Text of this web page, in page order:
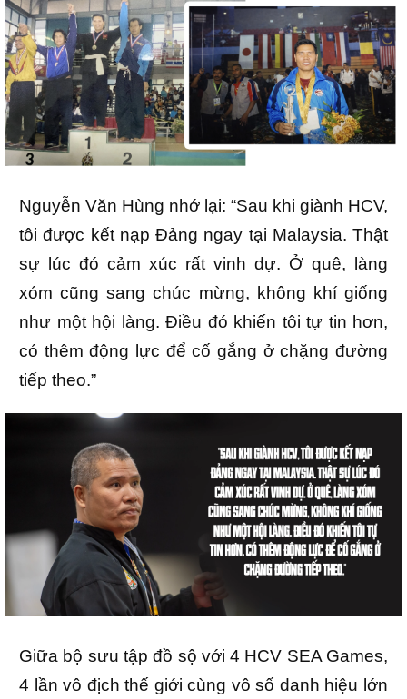
Nguyễn Văn Hùng nhớ lại: “Sau khi giành HCV,
tôi được kết nạp Đảng ngay tại Malaysia. Thật
sự lúc đó cảm xúc rất vinh dự. Ở quê, làng
xóm cũng sang chúc mừng, không khí giống
như một hội làng. Điều đó khiến tôi tự tin hơn,
có thêm động lực để cố gắng ở chặng đường
tiếp theo.”
Giữa bộ sưu tập đồ sộ với 4 HCV SEA Games,
4 lần vô địch thế giới cùng vô số danh hiệu lớn